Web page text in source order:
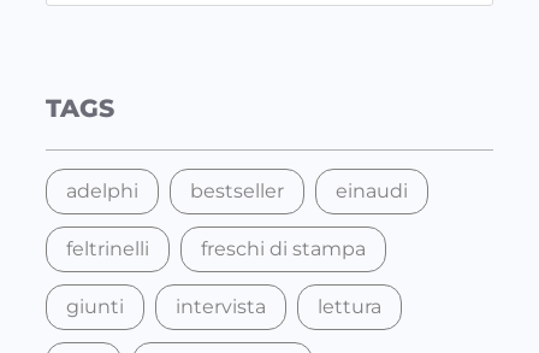
c
TAGS
adelphi bestseller einaudi
feltrinelli freschi di stampa
giunti intervista lettura